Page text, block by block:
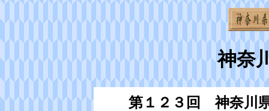
神奈
第１２３回 神奈川